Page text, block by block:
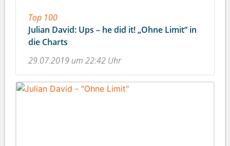
Top 100
Julian David: Ups – he did it! „Ohne Limit“ in
die Charts
29.07.2019 um 22:42 Uhr